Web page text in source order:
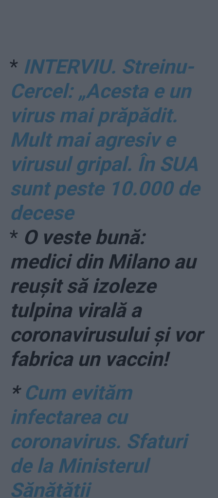
* INTERVIU. Streinu-
Cercel: „Acesta e un
virus mai prăpădit.
Mult mai agresiv e
virusul gripal. În SUA
sunt peste 10.000 de
decese
* O veste bună:
medici din Milano au
reușit să izoleze
tulpina virală a
coronavirusului și vor
fabrica un vaccin!
* Cum evităm
infectarea cu
coronavirus. Sfaturi
de la Ministerul
Sănătății